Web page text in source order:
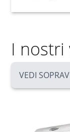
I nostri
VEDI